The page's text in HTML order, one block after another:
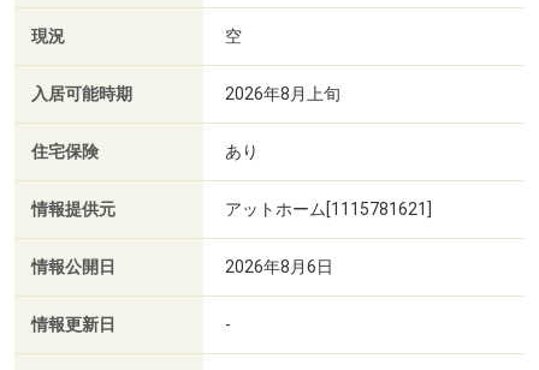
現況 空
入居可能時期 2026年8月上旬
住宅保険 あり
情報提供元 アットホーム[1115781621]
情報公開日 2026年8月6日
情報更新日 -